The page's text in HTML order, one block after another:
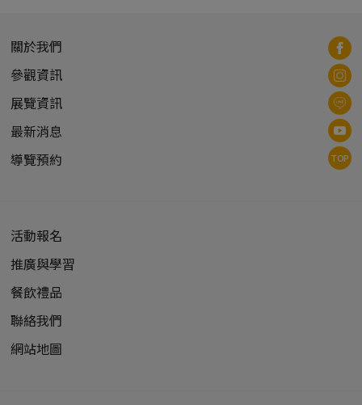
關於我們
參觀資訊
展覽資訊
最新消息
導覽預約
活動報名
推廣與學習
餐飲禮品
聯絡我們
網站地圖
TOP